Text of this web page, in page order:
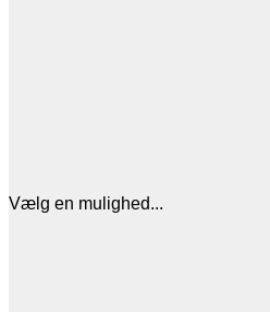
Vælg en mulighed...